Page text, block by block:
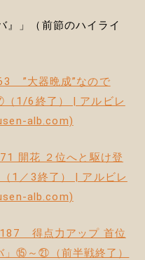
』」（前節のハイライ
”大器晩成”なので
1/6終了） | アルビレ
alb.com)
開花 ２位へと駆け登
1／3終了） | アルビレ
alb.com)
187 得点力アップ 首位
⑮～㉑（前半戦終了）